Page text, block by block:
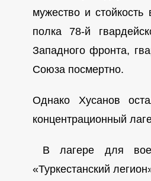
мужество и стойкость
полка 78-й
Западного фронта,
Союза посмертно.
Однако Хусанов
концентрационный
В лагере для
«Туркестанский